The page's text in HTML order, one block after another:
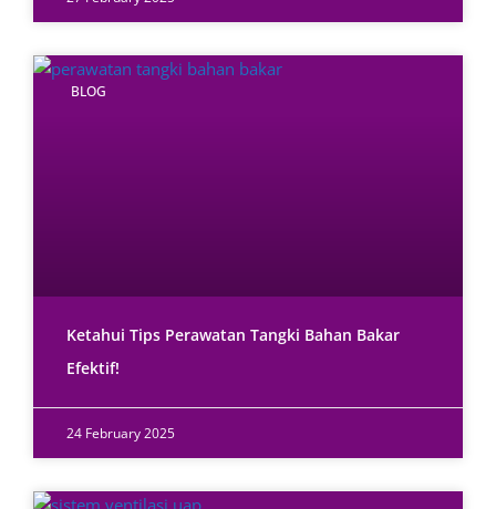
BLOG
Ketahui Tips Perawatan Tangki Bahan Bakar
Efektif!
24 February 2025